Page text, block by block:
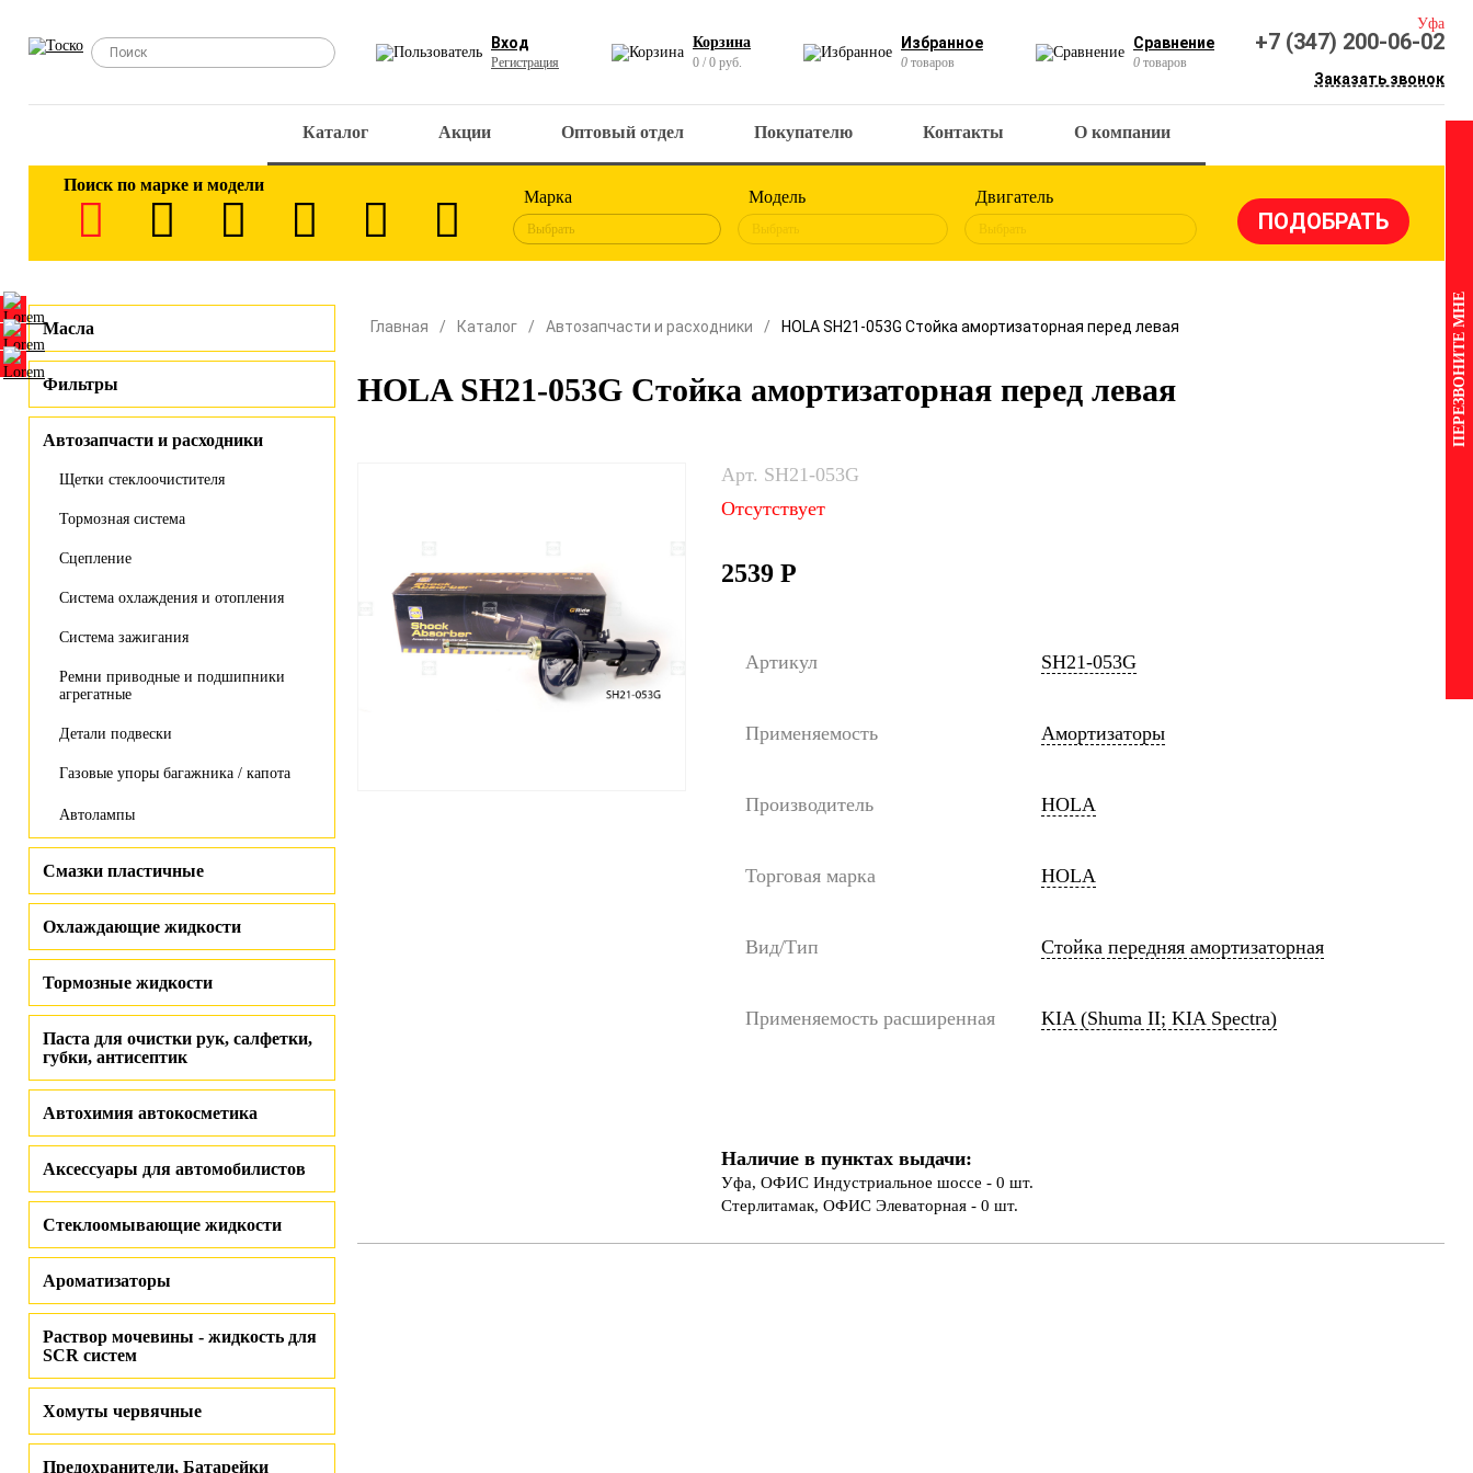
Вход
Регистрация
Корзина
0 / 0 руб.
Избранное
0 товаров
Сравнение
0 товаров
Уфа
+7 (347) 200-06-02
Заказать звонок
Каталог Акции Оптовый отдел Покупателю Контакты О компании
Поиск по марке и модели
Марка
Выбрать
Модель
Выбрать
Двигатель
Выбрать
Масла
Фильтры
Автозапчасти и расходники
Щетки стеклоочистителя
Тормозная система
Сцепление
Система охлаждения и отопления
Система зажигания
Ремни приводные и подшипники
агрегатные
Детали подвески
Газовые упоры багажника / капота
Автолампы
Смазки пластичные
Охлаждающие жидкости
Тормозные жидкости
Паста для очистки рук, салфетки,
губки, антисептик
Автохимия автокосметика
Аксессуары для автомобилистов
Стеклоомывающие жидкости
Ароматизаторы
Раствор мочевины - жидкость для
SCR систем
Хомуты червячные
Предохранители, Батарейки
Главная Каталог Автозапчасти и расходники HOLA SH21-053G Стойка амортизаторная перед левая
HOLA SH21-053G Стойка амортизаторная перед левая
Арт. SH21-053G
Отсутствует
2539 Р
Артикул SH21-053G
Применяемость Амортизаторы
Производитель HOLA
Торговая марка HOLA
Вид/Тип Стойка передняя амортизаторная
Применяемость расширенная KIA (Shuma II; KIA Spectra)
Наличие в пунктах выдачи:
Уфа, ОФИС Индустриальное шоссе - 0 шт.
Стерлитамак, ОФИС Элеваторная - 0 шт.
ПЕРЕЗВОНИТЕ МНЕ